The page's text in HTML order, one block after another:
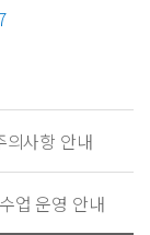
의사항 안내
업 운영 안내